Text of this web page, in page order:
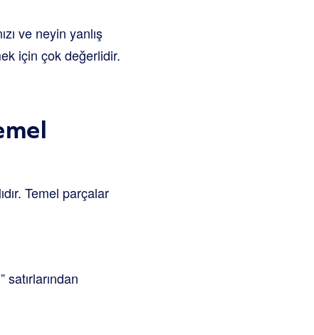
ve neyin yanlış
için çok değerlidir.
Temel parçalar
satırlarından